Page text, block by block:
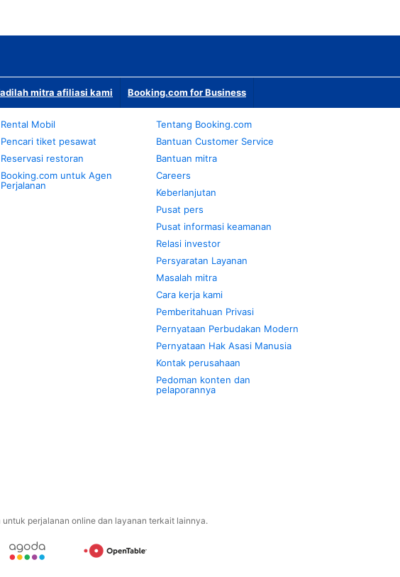
mitra afiliasi kami Booking.com for Business
Rental Mobil
Pencari tiket pesawat
Reservasi restoran
Booking.com untuk Agen
Perjalanan
Tentang Booking.com
Bantuan Customer Service
Bantuan mitra
Careers
Keberlanjutan
Pusat pers
Pusat informasi keamanan
Relasi investor
Persyaratan Layanan
Masalah mitra
Cara kerja kami
Pemberitahuan Privasi
Pernyataan Perbudakan Modern
Pernyataan Hak Asasi Manusia
Kontak perusahaan
Pedoman konten dan
pelaporannya
perjalanan online dan layanan terkait lainnya.